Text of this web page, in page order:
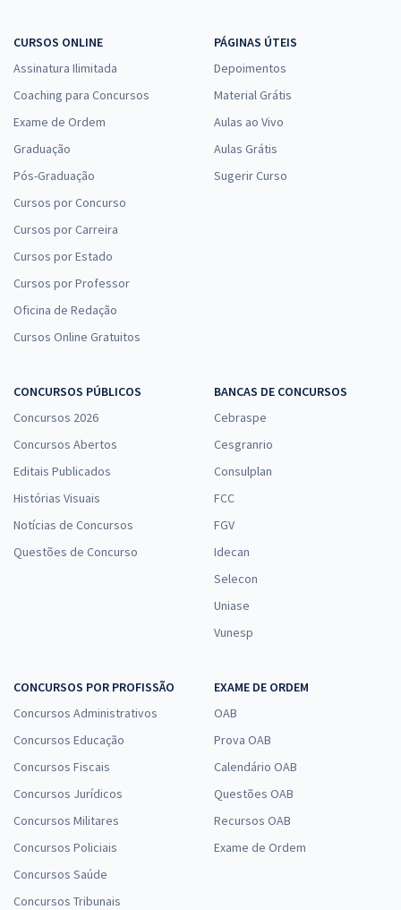
CURSOS ONLINE
Assinatura Ilimitada
Coaching para Concursos
Exame de Ordem
Graduação
Pós-Graduação
Cursos por Concurso
Cursos por Carreira
Cursos por Estado
Cursos por Professor
Oficina de Redação
Cursos Online Gratuitos
PÁGINAS ÚTEIS
Depoimentos
Material Grátis
Aulas ao Vivo
Aulas Grátis
Sugerir Curso
CONCURSOS PÚBLICOS
Concursos 2026
Concursos Abertos
Editais Publicados
Histórias Visuais
Notícias de Concursos
Questões de Concurso
BANCAS DE CONCURSOS
Cebraspe
Cesgranrio
Consulplan
FCC
FGV
Idecan
Selecon
Uniase
Vunesp
CONCURSOS POR PROFISSÃO
Concursos Administrativos
Concursos Educação
Concursos Fiscais
Concursos Jurídicos
Concursos Militares
Concursos Policiais
Concursos Saúde
Concursos Tribunais
EXAME DE ORDEM
OAB
Prova OAB
Calendário OAB
Questões OAB
Recursos OAB
Exame de Ordem